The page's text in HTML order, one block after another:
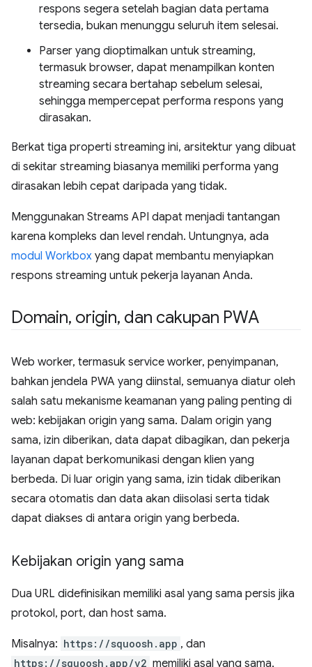
respons segera setelah bagian data pertama
tersedia, bukan menunggu seluruh item selesai.
Parser yang dioptimalkan untuk streaming,
termasuk browser, dapat menampilkan konten
streaming secara bertahap sebelum selesai,
sehingga mempercepat performa respons yang
dirasakan.
Berkat tiga properti streaming ini, arsitektur yang dibuat
di sekitar streaming biasanya memiliki performa yang
dirasakan lebih cepat daripada yang tidak.
Menggunakan Streams API dapat menjadi tantangan
karena kompleks dan level rendah. Untungnya, ada
modul Workbox yang dapat membantu menyiapkan
respons streaming untuk pekerja layanan Anda.
Domain, origin, dan cakupan PWA
Web worker, termasuk service worker, penyimpanan,
bahkan jendela PWA yang diinstal, semuanya diatur oleh
salah satu mekanisme keamanan yang paling penting di
web: kebijakan origin yang sama. Dalam origin yang
sama, izin diberikan, data dapat dibagikan, dan pekerja
layanan dapat berkomunikasi dengan klien yang
berbeda. Di luar origin yang sama, izin tidak diberikan
secara otomatis dan data akan diisolasi serta tidak
dapat diakses di antara origin yang berbeda.
Kebijakan origin yang sama
Dua URL didefinisikan memiliki asal yang sama persis jika
protokol, port, dan host sama.
Misalnya: https://squoosh.app , dan
https://squoosh.app/v2 memiliki asal yang sama,